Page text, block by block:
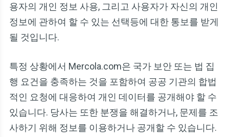
용자의 개인 정보 사용, 그리고 사용자가 자신의 개인
정보에 관하여 할 수 있는 선택등에 대한 통보를 받게
될 것입니다.
특정 상황에서 Mercola.com은 국가 보안 또는 법 집
행 요건을 충족하는 것을 포함하여 공공 기관의 합법
적인 요청에 대응하여 개인 데이터를 공개해야 할 수
있습니다. 당사는 또한 분쟁을 해결하거나, 문제를 조
사하기 위해 정보를 이용하거나 공개할 수 있습니다.